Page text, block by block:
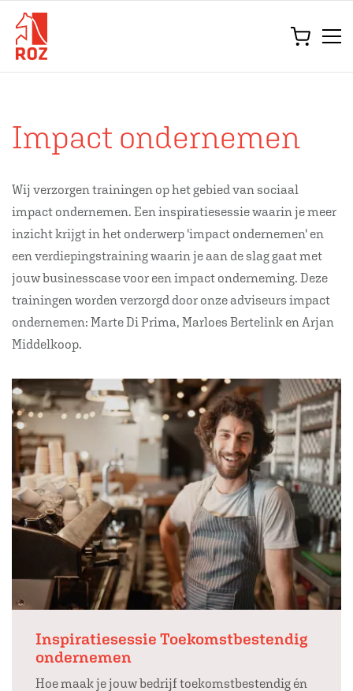
Impact ondernemen
Wij verzorgen trainingen op het gebied van sociaal
impact ondernemen. Een inspiratiesessie waarin je meer
inzicht krijgt in het onderwerp 'impact ondernemen' en
een verdiepingstraining waarin je aan de slag gaat met
jouw businesscase voor een impact onderneming. Deze
trainingen worden verzorgd door onze adviseurs impact
ondernemen: Marte Di Prima, Marloes Bertelink en Arjan
Middelkoop.
Inspiratiesessie Toekomstbestendig
ondernemen
Hoe maak je jouw bedrijf toekomstbestendig én